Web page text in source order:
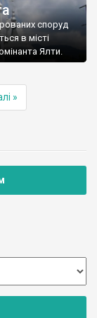
споруд
в місті
Ялти.
»